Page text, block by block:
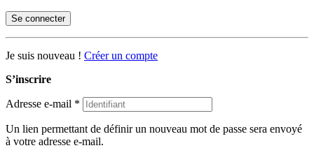
Se connecter
Je suis nouveau ! Créer un compte
S’inscrire
Adresse e-mail *
Un lien permettant de définir un nouveau mot de passe sera envoyé
à votre adresse e-mail.